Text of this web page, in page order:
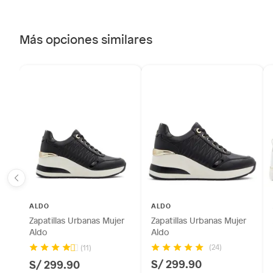
Más opciones similares
ALDO
Zapatillas Urbanas Mujer
Aldo
(11)
S/ 299.90
ALDO
Zapatillas Urbanas Mujer
Aldo
(24)
S/ 299.90